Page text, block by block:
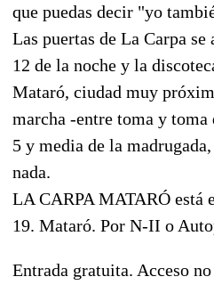
que puedas decir "yo
Las puertas de La Carpa
12 de la noche y la
Mataró, ciudad muy
marcha -entre toma y
5 y media de la
nada.
LA CARPA MATARÓ está
19. Mataró. Por N-II o
Entrada gratuita. Acceso